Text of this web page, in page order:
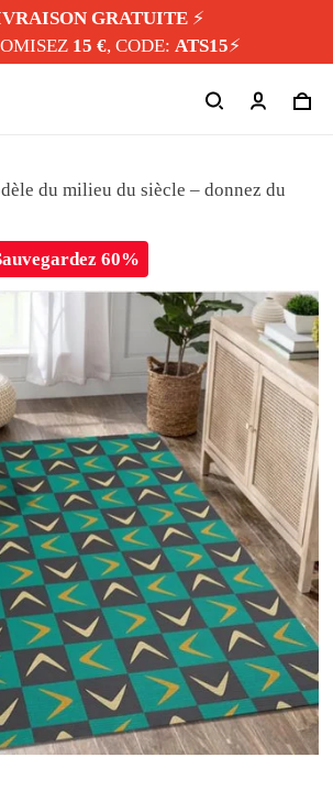
GRATUITE⚡️
15 €, CODE: ATS15⚡️
du milieu du siècle – donnez du
60%